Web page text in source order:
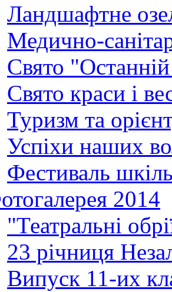
Ландшафтне
Медично-
Свято
Свято краси і
Туризм та
Успіхи наших
Фестиваль
2014
"Театральні
23 річниця
Випуск 11-их